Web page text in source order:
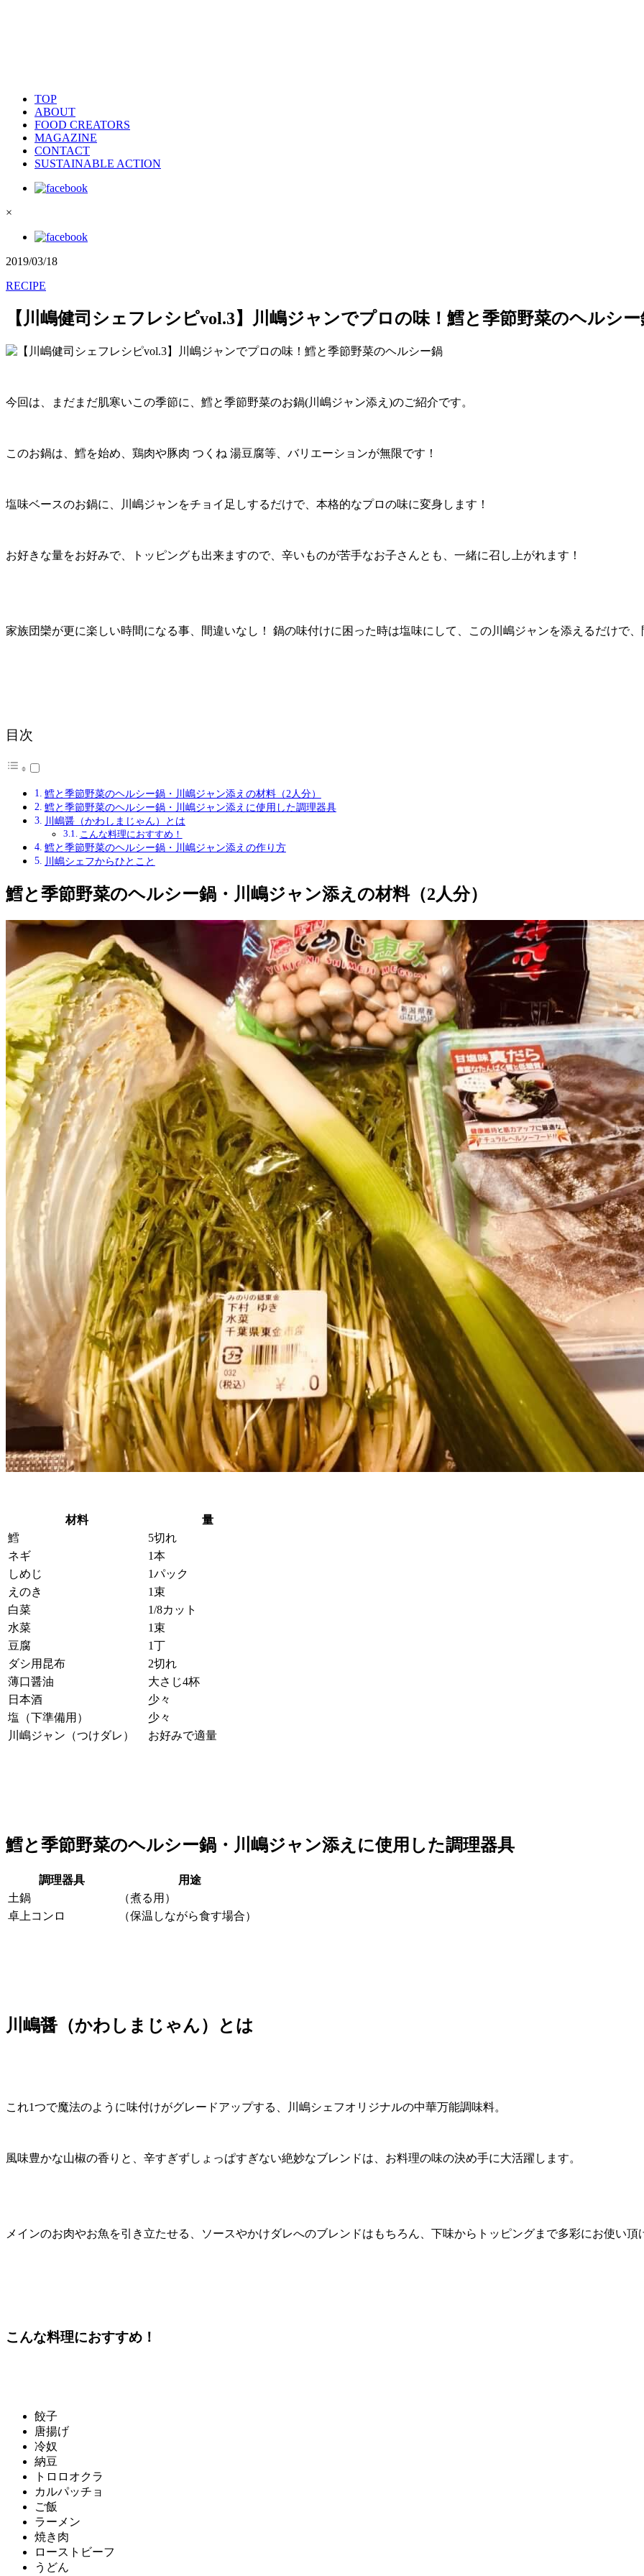
TOP
ABOUT
FOOD CREATORS
MAGAZINE
CONTACT
SUSTAINABLE ACTION
×
2019/03/18
RECIPE
【川嶋健司シェフレシピvol.3】川嶋ジャンでプロの味！鱈と季節野菜のヘルシー
今回は、まだまだ肌寒いこの季節に、鱈と季節野菜のお鍋(川嶋ジャン添え)のご紹介です。
このお鍋は、鱈を始め、鶏肉や豚肉 つくね 湯豆腐等、バリエーションが無限です！
塩味ベースのお鍋に、川嶋ジャンをチョイ足しするだけで、本格的なプロの味に変身します！
お好きな量をお好みで、トッピングも出来ますので、辛いものが苦手なお子さんとも、一緒に召し上がれます！
家族団欒が更に楽しい時間になる事、間違いなし！ 鍋の味付けに困った時は塩味にして、この川嶋ジャンを添えるだけで
目次
鱈と季節野菜のヘルシー鍋・川嶋ジャン添えの材料（2人分）
鱈と季節野菜のヘルシー鍋・川嶋ジャン添えに使用した調理器具
川嶋醤（かわしまじゃん）とは
こんな料理におすすめ！
鱈と季節野菜のヘルシー鍋・川嶋ジャン添えの作り方
川嶋シェフからひとこと
鱈と季節野菜のヘルシー鍋・川嶋ジャン添えの材料（2人分）
材料
量
鱈
5切れ
ネギ
1本
しめじ
1パック
えのき
1束
白菜
1/8カット
水菜
1束
豆腐
1丁
ダシ用昆布
2切れ
薄口醤油
大さじ4杯
日本酒
少々
塩（下準備用）
少々
川嶋ジャン（つけダレ）
お好みで適量
鱈と季節野菜のヘルシー鍋・川嶋ジャン添えに使用した調理器具
調理器具
用途
土鍋
（煮る用）
卓上コンロ
（保温しながら食す場合）
川嶋醤（かわしまじゃん）とは
これ1つで魔法のように味付けがグレードアップする、川嶋シェフオリジナルの中華万能調味料。
風味豊かな山椒の香りと、辛すぎずしょっぱすぎない絶妙なブレンドは、お料理の味の決め手に大活躍します。
メインのお肉やお魚を引き立たせる、ソースやかけダレへのブレンドはもちろん、下味からトッピングまで多彩にお使い頂
こんな料理におすすめ！
餃子
唐揚げ
冷奴
納豆
トロロオクラ
カルパッチョ
ご飯
ラーメン
焼き肉
ローストビーフ
うどん